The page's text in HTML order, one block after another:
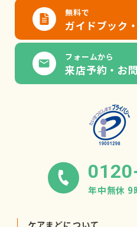
無料で
ガイドブック
フォームから
来店予約・お
年中無休 9
ケアまどについて